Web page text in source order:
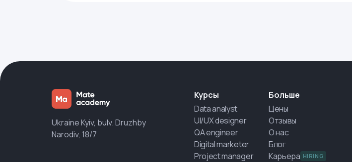
Ukraine Kyiv, bulv. Druzhby
Narodiv, 18/7
Курсы
Data analyst
UI/UX designer
QA engineer
Digital marketer
Project manager
Больше
Цены
Отзывы
О нас
Блог
Карьера HIRING